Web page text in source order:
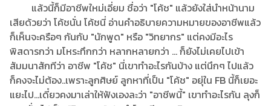
แล้วนี้ก็มีอาชีพใหม่เอี่ยม ชื่อว่า "โค้ช" แล้วยังใส่นำหน้านาม
เสียด้วยว่า โค้ชนั่น โค้ชนี่ อ่านคำอธิบายความหมายของอาชีพแล้ว
ก็เห็นจะครือๆ กันกับ "นักพูด" หรือ "วิทยากร" แต่คงมีอะไร
พิสดารกว่า มโหระทึกกว่า หลากหลายกว่า ... ก็ยังไม่เคยไปเข้า
สัมมนาสักทีว่า อาชีพ "โค้ช" นี่เขาทำอะไรกันบ้าง แต่นึกๆ ไปแล้ว
ก็คงจะไม่ต้อง..เพราะลูกศิษย์ ลูกหาที่เป็น "โค้ช" อยุ่ใน FB นี้ก็เยอะ
แยะไป...เดี๋ยวคงมาเล่าให้ฟังเองละว่า "อาชีพนี้" เขาทำอะไรกัน ลุงก็